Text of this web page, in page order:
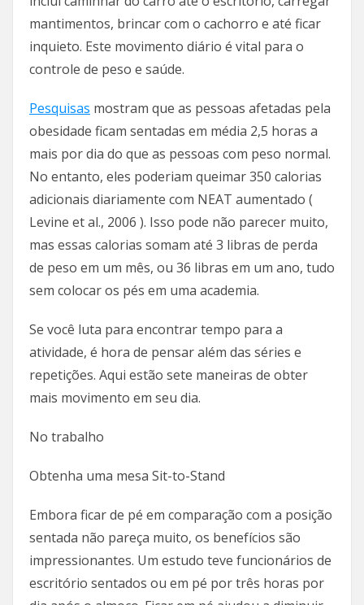
mantimentos, brincar com o cachorro e até ficar
inquieto. Este movimento diário é vital para o
controle de peso e saúde.
Pesquisas mostram que as pessoas afetadas pela
obesidade ficam sentadas em média 2,5 horas a
mais por dia do que as pessoas com peso normal.
No entanto, eles poderiam queimar 350 calorias
adicionais diariamente com NEAT aumentado (
Levine et al., 2006 ). Isso pode não parecer muito,
mas essas calorias somam até 3 libras de perda
de peso em um mês, ou 36 libras em um ano, tudo
sem colocar os pés em uma academia.
Se você luta para encontrar tempo para a
atividade, é hora de pensar além das séries e
repetições. Aqui estão sete maneiras de obter
mais movimento em seu dia.
No trabalho
Obtenha uma mesa Sit-to-Stand
Embora ficar de pé em comparação com a posição
sentada não pareça muito, os benefícios são
impressionantes. Um estudo teve funcionários de
escritório sentados ou em pé por três horas por